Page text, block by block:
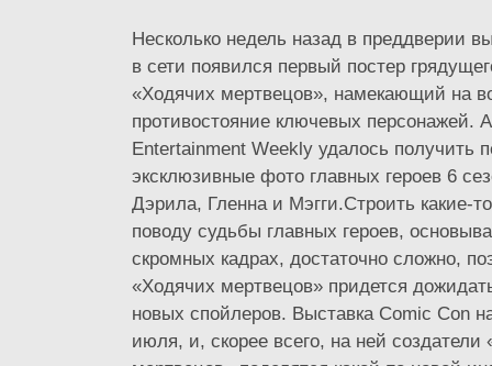
Несколько недель назад в преддверии
в сети появился первый постер
«Ходячих мертвецов», намекающий на
противостояние ключевых персонажей.
Entertainment Weekly удалось получить
эксклюзивные фото главных героев 6
Дэрила, Гленна и Мэгги.Строить какие-
поводу судьбы главных героев,
скромных кадрах, достаточно сложно,
«Ходячих мертвецов» придется
новых спойлеров. Выставка Comic Con
июля, и, скорее всего, на ней создатели